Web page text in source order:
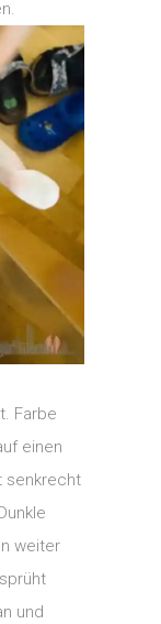
Farbe
einen
senkrecht
weiter
und